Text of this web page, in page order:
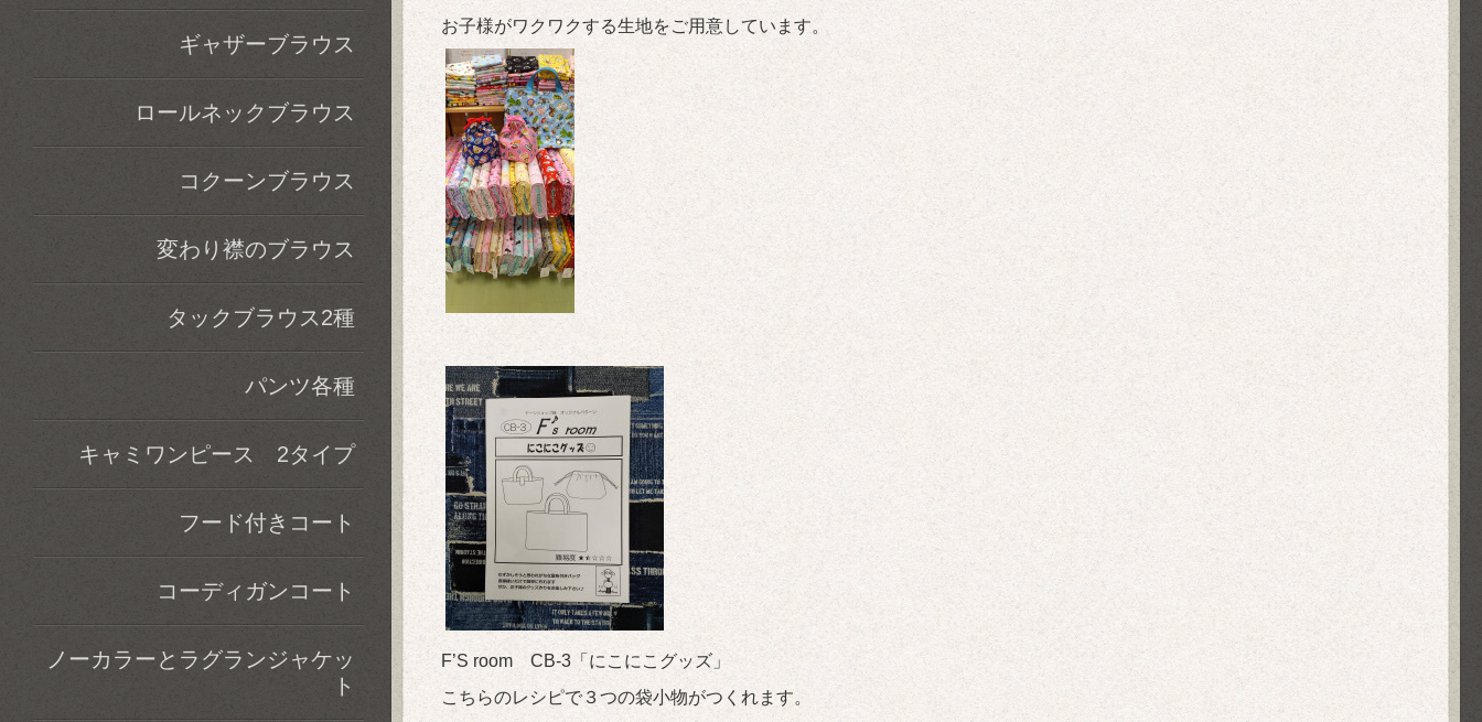
お子様がワクワクする生地をご用意しています。
F’S room CB-3「にこにこグッズ」
こちらのレシピで３つの袋小物がつくれます。
ギャザーブラウス
ロールネックブラウス
コクーンブラウス
変わり襟のブラウス
タックブラウス2種
パンツ各種
キャミワンピース 2タイプ
フード付きコート
コーディガンコート
ノーカラーとラグランジャケッ
ト